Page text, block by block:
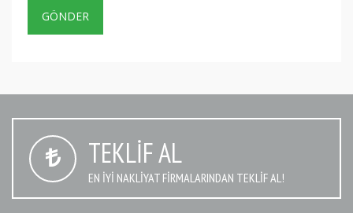
TEKLIF AL
EN IYI NAKLIYAT FIRMALARINDAN TEKLIF AL!